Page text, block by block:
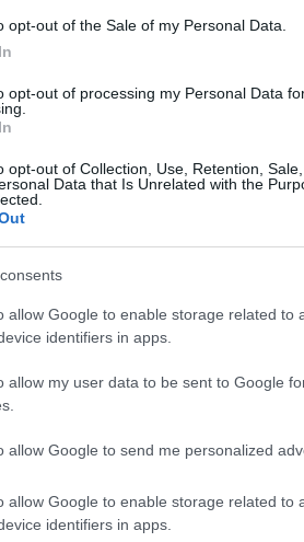
opt-out of the Sale of my Personal Data.
opt-out of processing my Personal Data
opt-out of Collection, Use, Retention,
Data that Is Unrelated with the
allow Google to enable storage related to
identifiers in apps.
allow my user data to be sent to Google
allow Google to send me personalized
allow Google to enable storage related to
identifiers in apps.
egy amerikai
minősülnek, értük a